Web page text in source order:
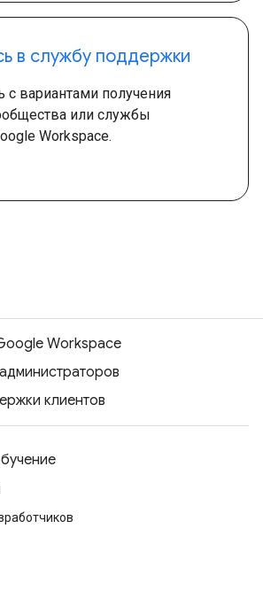
в службу поддержки
с вариантами получения
или службы
Workspace.
Workspace
клиентов